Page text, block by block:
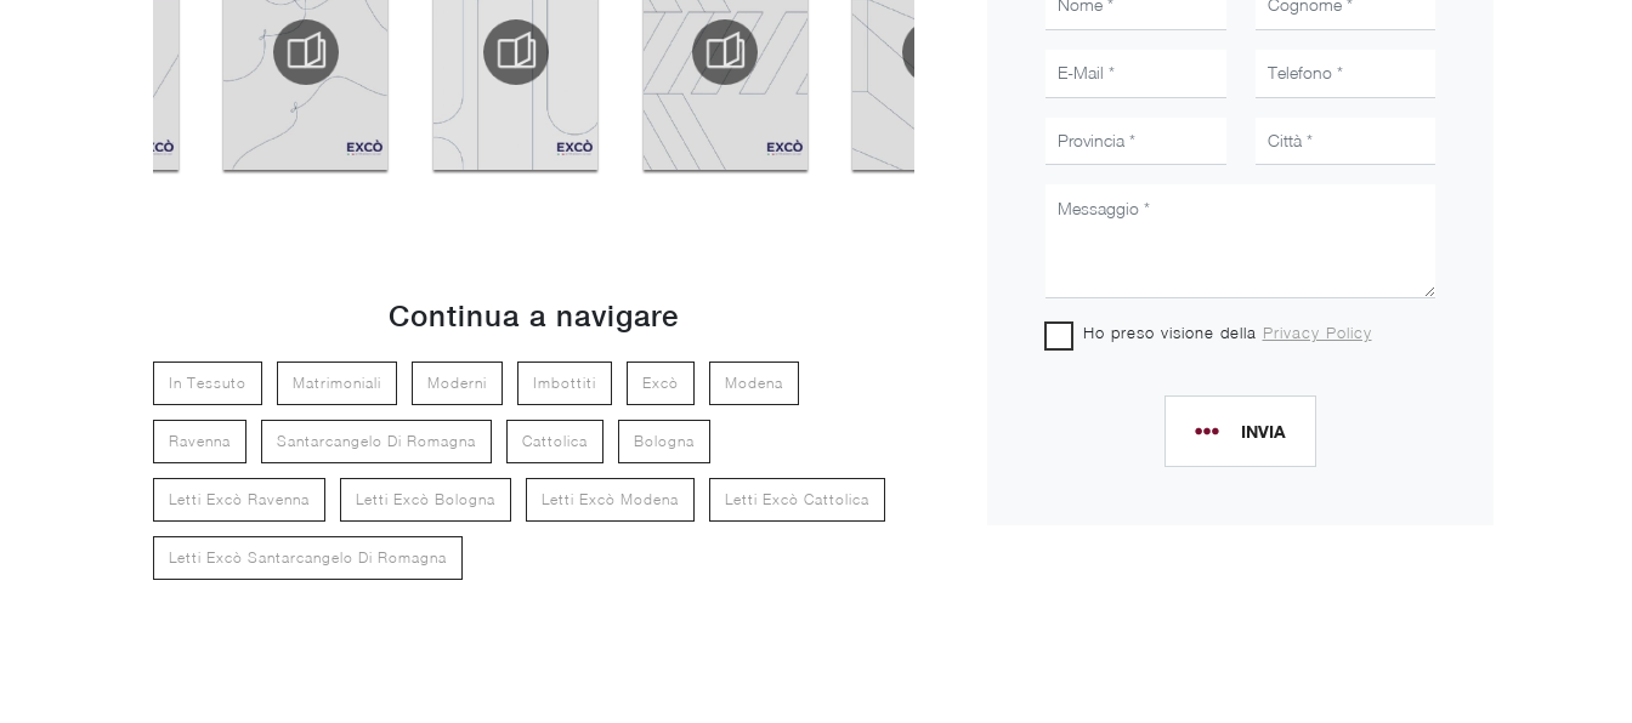
Continua a navigare
In Tessuto Matrimoniali Moderni Imbottiti Excò Modena
Ravenna Santarcangelo Di Romagna Cattolica Bologna
Letti Excò Ravenna Letti Excò Bologna Letti Excò Modena Letti Excò Cattolica
Letti Excò Santarcangelo Di Romagna
Ho preso visione della Privacy Policy
INVIA